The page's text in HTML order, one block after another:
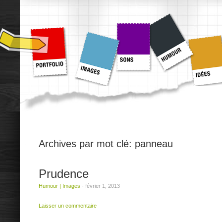
Archives par mot clé: panneau
Prudence
Humour Images - février 1, 2013
Laisser un commentaire